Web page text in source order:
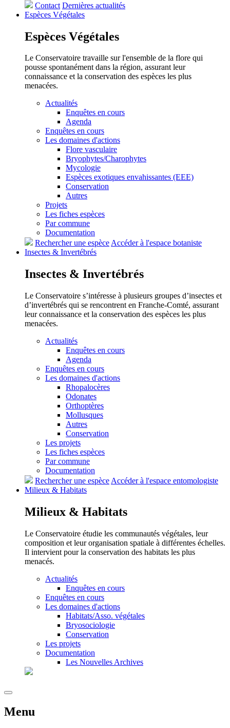
Contact Dernières actualités
Espèces Végétales
Espèces Végétales
Le Conservatoire travaille sur l'ensemble de la flore qui
pousse spontanément dans la région, assurant leur
connaissance et la conservation des espèces les plus
menacées.
Actualités
Enquêtes en cours
Agenda
Enquêtes en cours
Les domaines d'actions
Flore vasculaire
Bryophytes/Charophytes
Mycologie
Espèces exotiques envahissantes (EEE)
Conservation
Autres
Projets
Les fiches espèces
Par commune
Documentation
Rechercher une espèceAccéder à l'espace botaniste
Insectes & Invertébrés
Insectes & Invertébrés
Le Conservatoire s’intéresse à plusieurs groupes d’insectes et
d’invertébrés qui se rencontrent en Franche-Comté, assurant
leur connaissance et la conservation des espèces les plus
menacées.
Actualités
Enquêtes en cours
Agenda
Enquêtes en cours
Les domaines d'actions
Rhopalocères
Odonates
Orthoptères
Mollusques
Autres
Conservation
Les projets
Les fiches espèces
Par commune
Documentation
Rechercher une espèce Accéder à l'espace entomologiste
Milieux & Habitats
Milieux & Habitats
Le Conservatoire étudie les communautés végétales, leur
composition et leur organisation spatiale à différentes échelles.
Il intervient pour la conservation des habitats les plus
menacés.
Actualités
Enquêtes en cours
Enquêtes en cours
Les domaines d'actions
Habitats/Asso. végétales
Bryosociologie
Conservation
Les projets
Documentation
Les Nouvelles Archives
Menu